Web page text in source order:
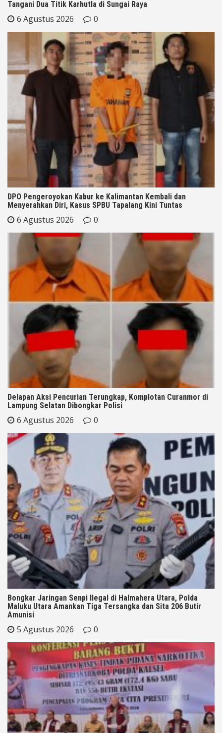
Tangani Dua Titik Karhutla di Sungai Raya
6 Agustus 2026 0
DPO Pengeroyokan Kabur ke Kalimantan Kembali dan
Menyerahkan Diri, Kasus SPBU Tapalang Kini Tuntas
6 Agustus 2026 0
Delapan Aksi Pencurian Terungkap, Komplotan Curanmor di
Lampung Selatan Dibongkar Polisi
6 Agustus 2026 0
Bongkar Jaringan Senpi Ilegal di Halmahera Utara, Polda
Maluku Utara Amankan Tiga Tersangka dan Sita 206 Butir
Amunisi
5 Agustus 2026 0